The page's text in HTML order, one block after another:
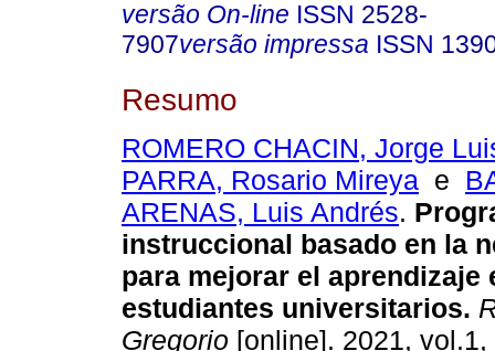
versão On-line ISSN 2528-
7907versão impressa ISSN
Resumo
ROMERO CHACIN, Jorge
PARRA, Rosario Mireya e
ARENAS, Luis Andrés.
instruccional basado en la
para mejorar el aprendizaje
estudiantes universitarios.
Gregorio [online]. 2021,